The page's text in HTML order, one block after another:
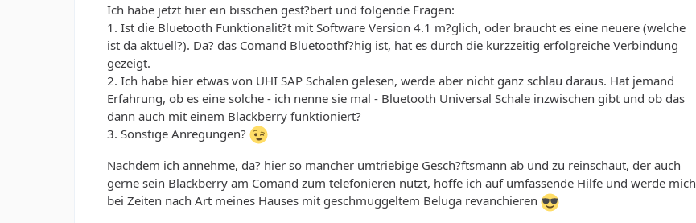
Ich habe jetzt hier ein bisschen gest?bert und folgende Fragen:
1. Ist die Bluetooth Funktionalit?t mit Software Version 4.1 m?glich, oder braucht es eine neuere (welche
ist da aktuell?). Da? das Comand Bluetoothf?hig ist, hat es durch die kurzzeitig erfolgreiche Verbindung
gezeigt.
2. Ich habe hier etwas von UHI SAP Schalen gelesen, werde aber nicht ganz schlau daraus. Hat jemand
Erfahrung, ob es eine solche - ich nenne sie mal - Bluetooth Universal Schale inzwischen gibt und ob das
dann auch mit einem Blackberry funktioniert?
3. Sonstige Anregungen?
Nachdem ich annehme, da? hier so mancher umtriebige Gesch?ftsmann ab und zu reinschaut, der auch
gerne sein Blackberry am Comand zum telefonieren nutzt, hoffe ich auf umfassende Hilfe und werde mich
bei Zeiten nach Art meines Hauses mit geschmuggeltem Beluga revanchieren